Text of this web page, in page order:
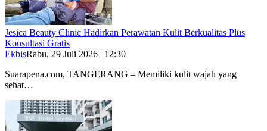
Jesica Beauty Clinic Hadirkan Perawatan Kulit Berkualitas Plus
Konsultasi Gratis
EkbisRabu, 29 Juli 2026 | 12:30
Suarapena.com, TANGERANG – Memiliki kulit wajah yang
sehat…